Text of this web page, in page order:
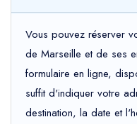
Vous pouvez réserver
de Marseille et de ses
formulaire en ligne,
suffit d'indiquer votre
destination, la date et